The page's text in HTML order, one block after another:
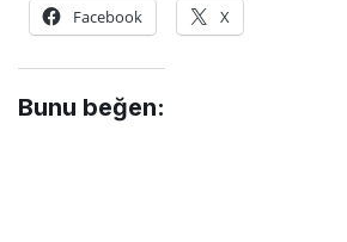
Facebook X
Bunu beğen: